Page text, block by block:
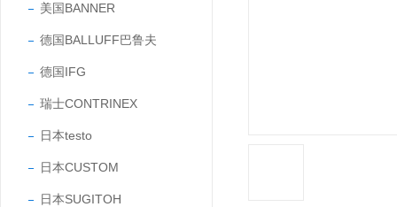
美国BANNER
德国BALLUFF巴鲁夫
德国IFG
瑞士CONTRINEX
日本testo
日本CUSTOM
日本SUGITOH